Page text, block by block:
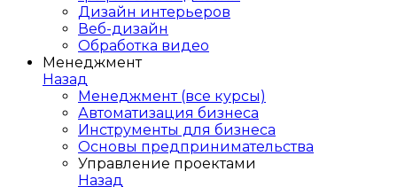
Дизайн интерьеров
Веб-дизайн
Обработка видео
Менеджмент
Назад
Менеджмент (все курсы)
Автоматизация бизнеса
Инструменты для бизнеса
Основы предпринимательства
Управление проектами
Назад